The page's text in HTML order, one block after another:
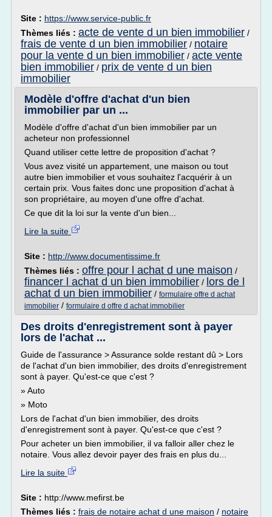
Site : https://www.service-public.fr
Thèmes liés : acte de vente d un bien immobilier /
frais de vente d un bien immobilier / notaire
pour la vente d un bien immobilier / acte vente
bien immobilier / prix de vente d un bien
immobilier
Modèle d'offre d'achat d'un bien
immobilier par un ...
Modèle d'offre d'achat d'un bien immobilier par un
acheteur non professionnel
Quand utiliser cette lettre de proposition d'achat ?
Vous avez visité un appartement, une maison ou tout
autre bien immobilier et vous souhaitez l'acquérir à un
certain prix. Vous faites donc une proposition d'achat à
son propriétaire, au moyen d'une offre d'achat.
Ce que dit la loi sur la vente d'un bien...
Lire la suite
Site : http://www.documentissime.fr
Thèmes liés : offre pour l achat d une maison /
financer l achat d un bien immobilier / lors de l
achat d un bien immobilier / formulaire offre d achat
immobilier / formulaire d offre d achat immobilier
Des droits d'enregistrement sont à payer
lors de l'achat ...
Guide de l'assurance > Assurance solde restant dû > Lors
de l'achat d'un bien immobilier, des droits d'enregistrement
sont à payer. Qu'est-ce que c'est ?
» Auto
» Moto
Lors de l'achat d'un bien immobilier, des droits
d'enregistrement sont à payer. Qu'est-ce que c'est ?
Pour acheter un bien immobilier, il va falloir aller chez le
notaire. Vous allez devoir payer des frais en plus du...
Lire la suite
Site : http://www.mefirst.be
Thèmes liés : frais de notaire achat d une maison / notaire